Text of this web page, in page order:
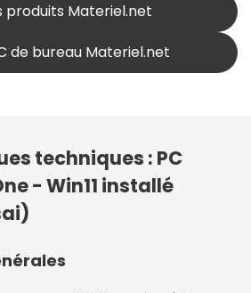
produits Materiel.net
de bureau Materiel.net
techniques : PC
- Win11 installé